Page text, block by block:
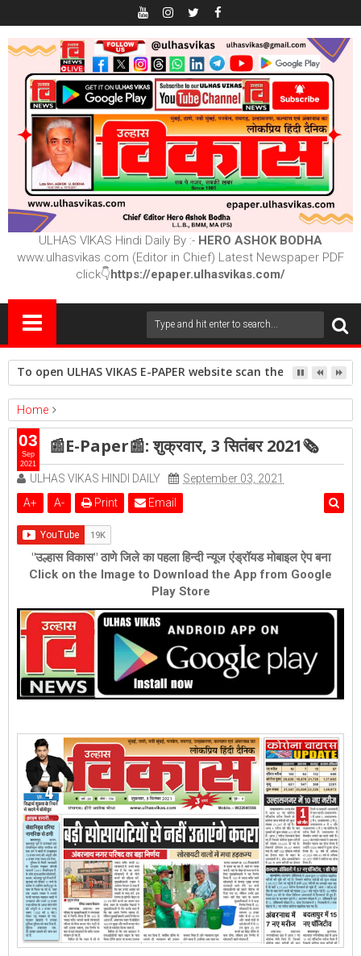
ULHAS VIKAS Hindi Daily By :- HERO ASHOK BODHA
www.ulhasvikas.com (Editor in Chief) Latest Newspaper PDF
click👇https://epaper.ulhasvikas.com/
To open ULHAS VIKAS E-PAPER website scan the QR
Home
epaper
Featured 📰E-Paper📰: शुक्रवार, 3 सितंबर 2021🗞
📰E-Paper📰: शुक्रवार, 3 सितंबर 2021🗞
ULHAS VIKAS HINDI DAILY
September 03, 2021
A+ A- Print Email
"उल्हास विकास" ठाणे जिले का पहला हिन्दी न्यूज एंड्रॉयड मोबाइल ऐप बना
Click on the Image to Download the App from Google
Play Store
03
Sep
2021